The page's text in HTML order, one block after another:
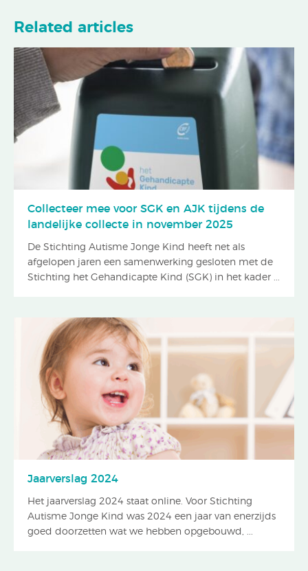
Related articles
Collecteer mee voor SGK en AJK tijdens de
landelijke collecte in november 2025
De Stichting Autisme Jonge Kind heeft net als
afgelopen jaren een samenwerking gesloten met de
Stichting het Gehandicapte Kind (SGK) in het kader ...
Jaarverslag 2024
Het jaarverslag 2024 staat online. Voor Stichting
Autisme Jonge Kind was 2024 een jaar van enerzijds
goed doorzetten wat we hebben opgebouwd, ...